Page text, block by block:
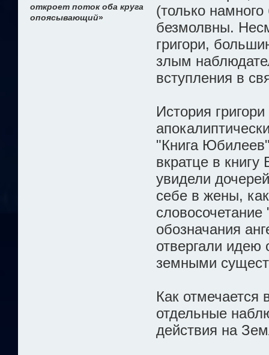
откроет поток оба круга
опоясывающий»
(только
безмолвны.
григори,
злым
вступления в
История
"Книга
вкратце в
увидели
себе в жены,
обозначания
отвергали идею
земными
Как отмечается
отдельные
действия на